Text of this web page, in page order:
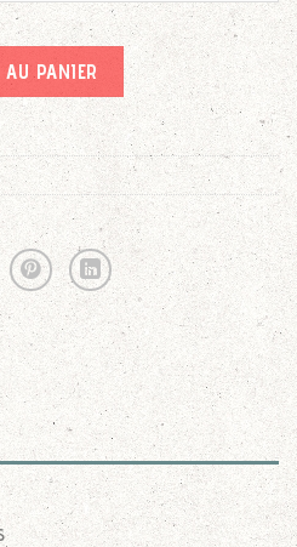
& Conifères
AU PANIER